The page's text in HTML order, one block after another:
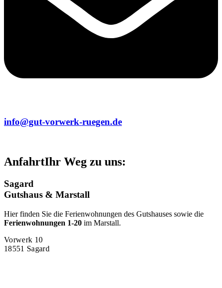
info@gut-vorwerk-ruegen.de
AnfahrtIhr Weg zu uns:
Sagard
Gutshaus & Marstall
Hier finden Sie die Ferienwohnungen des Gutshauses sowie die
Ferienwohnungen 1-20 im Marstall.
Vorwerk 10
18551 Sagard